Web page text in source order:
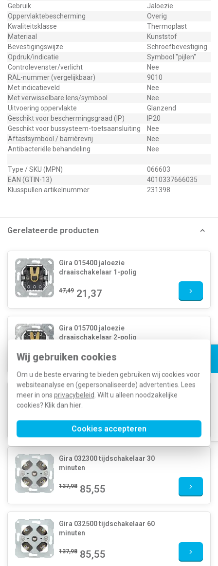
Wij gebruiken cookies
Om u de beste ervaring te bieden gebruiken wij cookies voor
websiteanalyse en (gepersonaliseerde) advertenties. Lees
meer in ons privacybeleid . Wilt u alleen noodzakelijke
cookies? Klik dan hier
Cookies accepteren
Gebruik
Jaloezie
Oppervlaktebescherming
Overig
Kwaliteitsklasse
Thermoplast
Materiaal
Kunststof
Bevestigingswijze
Schroefbevestiging
Opdruk/indicatie
Symbool "pijlen"
Controlevenster/verlicht
Nee
RAL-nummer (vergelijkbaar)
9010
Met indicatieveld
Nee
Met verwisselbare lens/symbool
Nee
Uitvoering oppervlakte
Glanzend
Geschikt voor beschermingsgraad (IP)
IP20
Geschikt voor bussysteem-toetsaansluiting
Nee
Aftastsymbool / barrièrevrij
Nee
Antibacteriële behandeling
Nee
Type / SKU (MPN)
066603
EAN (GTIN-13)
4010337666035
Klusspullen artikelnummer
231398
Gerelateerde producten
Gira 015400 jaloezie
draaischakelaar 1-polig
47,49 21,37
Gira 015700 jaloezie
draaischakelaar 2-polig
75,48 33,96
Gira 032000 tijdschakelaar 15
minuten
100,58 62,35
Gira 032300 tijdschakelaar 30
minuten
137,98 85,55
Gira 032500 tijdschakelaar 60
minuten
137,98 85,55